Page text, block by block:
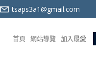
tsaps3a1@gmail.com
首頁 網站導覽 加入最愛